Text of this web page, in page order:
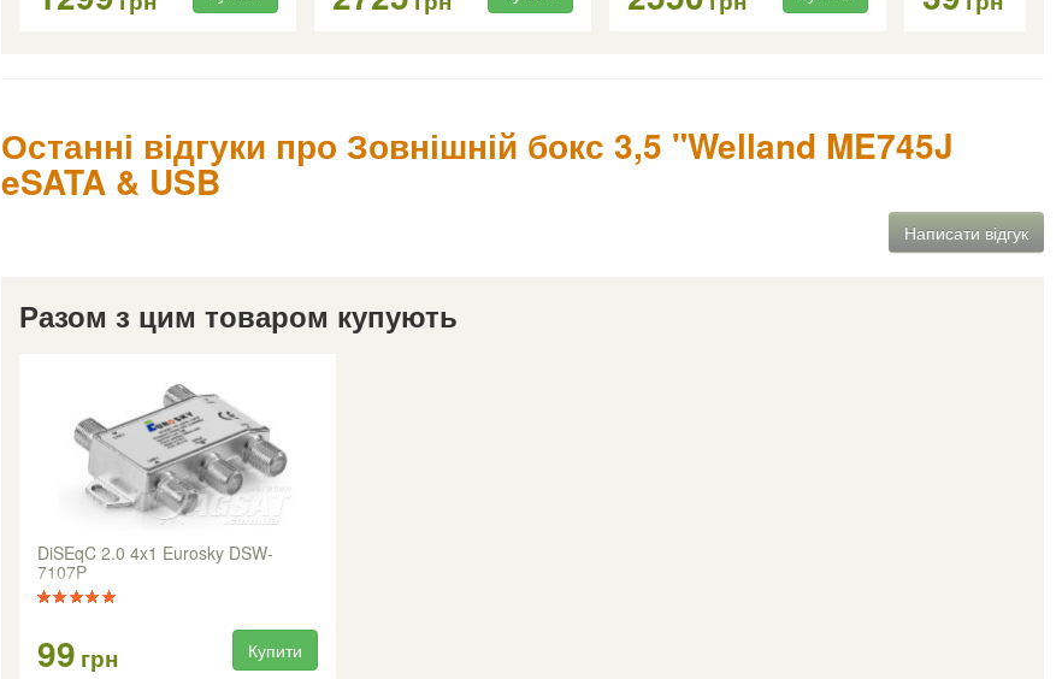
Останні відгуки про Зовнішній бокс 3,5 "Welland ME745J
eSATA & USB
Написати відгук
Разом з цим товаром купують
DiSEqC 2.0 4x1 Eurosky DSW-
7107P
99 грн Купити